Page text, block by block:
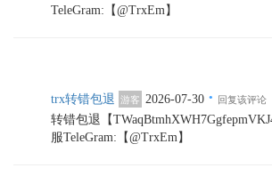
TeleGram:【@TrxEm】
trx转错包退 游客 2026-07-30 · 回复该评论
转错包退【
服TeleGram:【@TrxEm】